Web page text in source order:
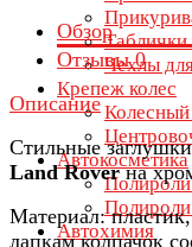
Чехлы
Крепеж колес
Автокосметика
Автохимия
Обзор
Отзывы0
Описание
Стильные
Land Roverна
Материал:
лапкам колпачок